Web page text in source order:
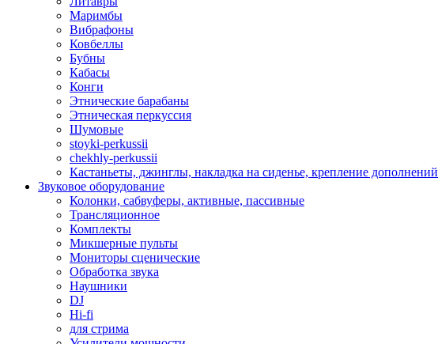
Маримбы
Вибрафоны
Ковбеллы
Бубны
Кабасы
Конги
Этнические барабаны
Этническая перкуссия
Шумовые
stoyki-perkussii
chekhly-perkussii
Кастаньеты, джинглы, накладка на сиденье, крепление дополнений
Звуковое оборудование
Колонки, сабвуферы, активные, пассивные
Трансляционное
Комплекты
Микшерные пульты
Мониторы сценические
Обработка звука
Наушники
DJ
Hi-fi
для стрима